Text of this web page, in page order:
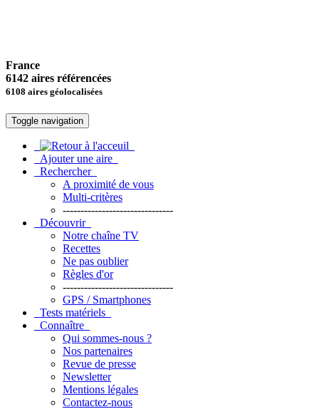
France
6142 aires référencées
6108 aires géolocalisées
Toggle navigation
Ajouter une aire
Rechercher
A proximité de vous
Multi-critères
-------------------------------
Découvrir
Notre chaîne TV
Recettes
Ne pas oublier
Règles d'or
-------------------------------
GPS / Smartphones
Tests matériels
Connaître
Qui sommes-nous ?
Nos partenaires
Revue de presse
Newsletter
Mentions légales
Contactez-nous